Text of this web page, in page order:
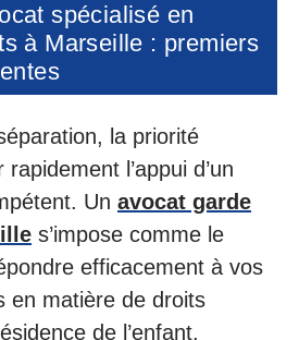
spécialisé en
à Marseille : premiers
la priorité
l’appui d’un
Un avocat garde
s’impose comme le
efficacement à vos
en matière de droits
de l’enfant.